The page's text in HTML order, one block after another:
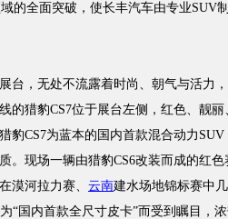
的全面突破，使长丰汽车由专业SUV
，无处不流露着时尚、朝气与活力，
的猎豹CS7位于展台左侧，红色、靓
豹CS7为蓝本的国内首款混合动力
。现场一辆由猎豹CS6改装而成的红
漠河拉力赛、 云南建水场地锦标赛中
“国内首款全尺寸皮卡”而受到瞩目，